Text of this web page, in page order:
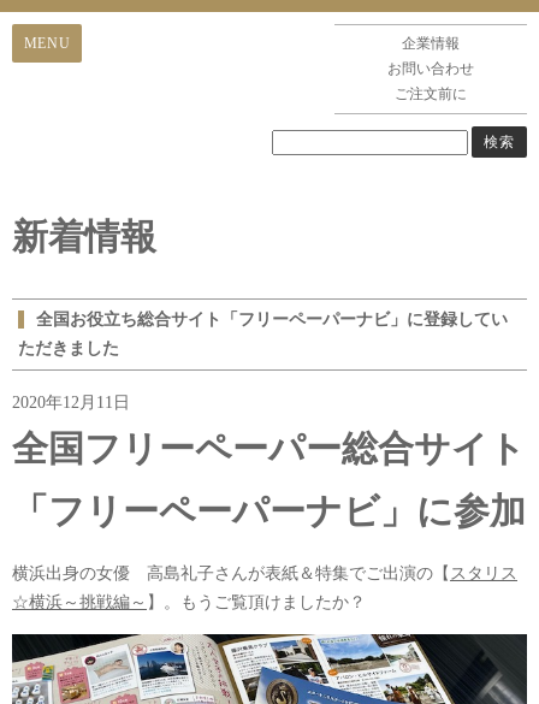
企業情報
お問い合わせ
ご注文前に
新着情報
全国お役立ち総合サイト「フリーペーパーナビ」に登録してい
ただきました
2020年12月11日
全国フリーペーパー総合サイト
「フリーペーパーナビ」に参加
横浜出身の女優 高島礼子さんが表紙＆特集でご出演の【 スタリス
☆横浜～挑戦編～ 】。もうご覧頂けましたか？